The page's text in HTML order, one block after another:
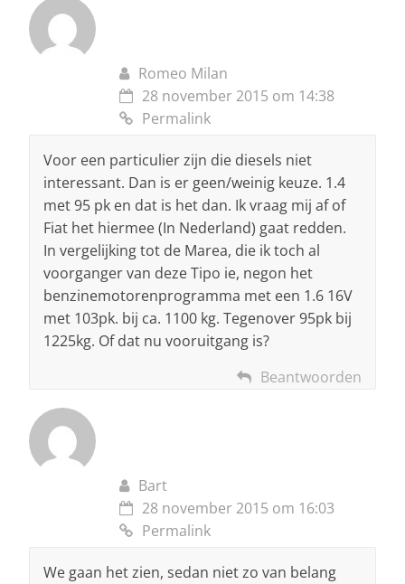
Romeo Milan
28 november 2015 om 14:38
Permalink
Voor een particulier zijn die diesels niet
interessant. Dan is er geen/weinig keuze. 1.4
met 95 pk en dat is het dan. Ik vraag mij af of
Fiat het hiermee (In Nederland) gaat redden.
In vergelijking tot de Marea, die ik toch al
voorganger van deze Tipo ie, negon het
benzinemotorenprogramma met een 1.6 16V
met 103pk. bij ca. 1100 kg. Tegenover 95pk bij
1225kg. Of dat nu vooruitgang is?
Beantwoorden
Bart
28 november 2015 om 16:03
Permalink
We gaan het zien, sedan niet zo van belang